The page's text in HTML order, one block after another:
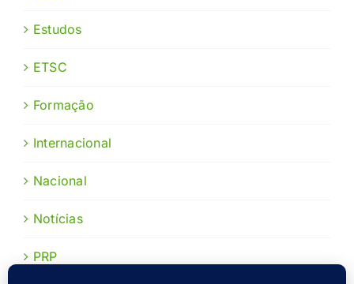
Estudos
ETSC
Formação
Internacional
Nacional
Notícias
PRP